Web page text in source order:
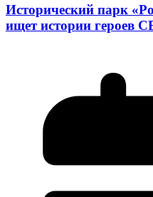
Исторический парк
ищет истории героев